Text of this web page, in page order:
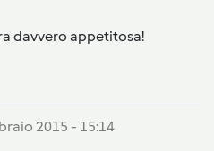
davvero appetitosa!
2015 - 15:14